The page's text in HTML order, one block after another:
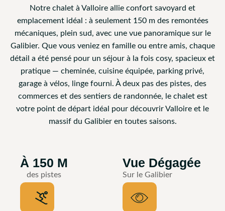
Notre chalet à Valloire allie confort savoyard et
emplacement idéal : à seulement 150 m des remontées
mécaniques, plein sud, avec une vue panoramique sur le
Galibier. Que vous veniez en famille ou entre amis, chaque
détail a été pensé pour un séjour à la fois cosy, spacieux et
pratique — cheminée, cuisine équipée, parking privé,
garage à vélos, linge fourni. À deux pas des pistes, des
commerces et des sentiers de randonnée, le chalet est
votre point de départ idéal pour découvrir Valloire et le
massif du Galibier en toutes saisons.
À 150 M
des pistes
Vue Dégagée
Sur le Galibier